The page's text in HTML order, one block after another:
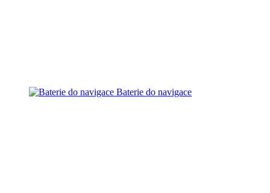
Baterie do navigace